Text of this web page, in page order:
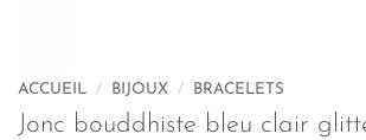
ACCUEIL / BIJOUX / BRACELETS
Jonc bouddhiste bleu clair